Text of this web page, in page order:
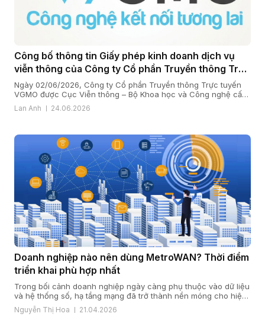
Công bố thông tin Giấy phép kinh doanh dịch vụ
viễn thông của Công ty Cổ phần Truyền thông Trực
tuyến VGMO
Ngày 02/06/2026, Công ty Cổ phần Truyền thông Trực tuyến
VGMO được Cục Viễn thông – Bộ Khoa học và Công nghệ cấp
Giấy phép kinh doanh dịch vụ viễn thông số 180/GP-CVT. Thực
hiện quy định tại khoản 6 Điều 35 Nghị định số 163/2024/NĐ-
Lan Anh 24.06.2026
Doanh nghiệp nào nên dùng MetroWAN? Thời điểm
triển khai phù hợp nhất
Trong bối cảnh doanh nghiệp ngày càng phụ thuộc vào dữ liệu
và hệ thống số, hạ tầng mạng đã trở thành nền móng cho hiệu
quả vận hành và năng lực cạnh tranh. Khi quy mô mở rộng, chi
nhánh gia tăng và yêu cầu bảo mật, ổn định ngày càng cao,
Nguyễn Thị Hoa 21.04.2026